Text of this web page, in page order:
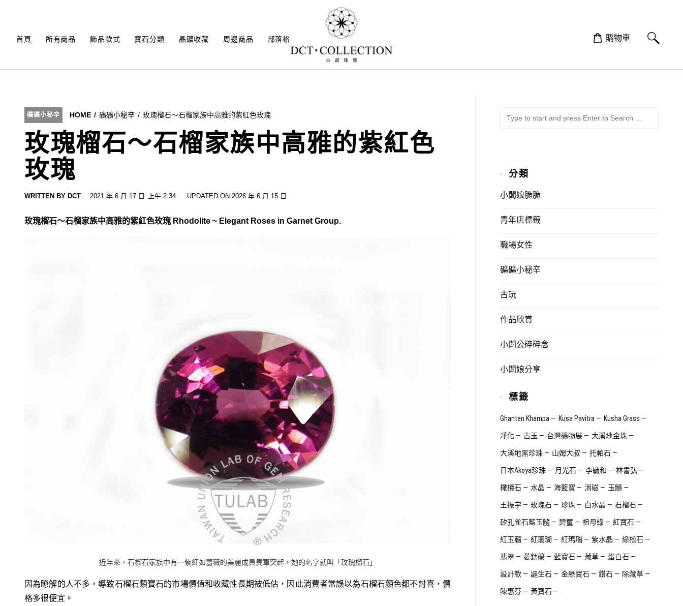
content
首頁 所有商品 飾品款式 寶石分類 晶礦收藏 周邊商品 部落格 購物車
礦礦小秘辛 HOME 礦礦小秘辛 玫瑰榴石～石榴家族中高雅的紫紅色玫瑰
玫瑰榴石～石榴家族中高雅的紫紅色
玫瑰
WRITTEN BY DCT 2021 年 6 月 17 日 上午 2:34 UPDATED ON 2026 年 6 月 15 日
玫瑰榴石～石榴家族中高雅的紫紅色玫瑰 Rhodolite ~ Elegant Roses in Garnet Group.
近年來，石榴石家族中有一紫紅如薔薇的美麗成員異軍突起，她的名字就叫「玫瑰榴石」
因為瞭解的人不多，導致石榴石類寶石的市場價值和收藏性長期被低估，因此消費者常誤以為石榴石顏色都不討喜，價
格多很便宜。
分類
小闆娘脆脆
青年店標籤
職場女性
礦礦小秘辛
古玩
作品欣賞
小闆公碎碎念
小闆娘分享
標籤
Ghanten Khampa Kusa Pavitra Kusha Grass
凈化 古玉 台灣礦物展 大溪地金珠
大溪地黑珍珠 山姆大叔 托帕石
日本Akoya珍珠 月光石 李毓和 林書弘
橄欖石 水晶 海藍寶 消磁 玉髓
王振宇 玫瑰石 珍珠 白水晶 石榴石
矽孔雀石藍玉髓 碧璽 祖母綠 紅寶石
紅玉髓 紅珊瑚 紅瑪瑙 紫水晶 綠松石
翡翠 菱錳礦 藍寶石 藏草 蛋白石
設計款 誕生石 金綠寶石 鑽石 除藏草
陳惠芬 黃寶石